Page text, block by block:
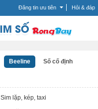
Đăng tin ưu tiên Hỏi & đáp
Beeline Số cố định
Sim lặp, kép, taxi